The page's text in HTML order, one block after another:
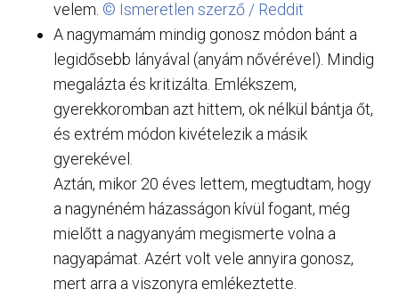
velem. © Ismeretlen szerző / Reddit
A nagymamám mindig gonosz módon bánt a
legidősebb lányával (anyám nővérével). Mindig
megalázta és kritizálta. Emlékszem,
gyerekkoromban azt hittem, ok nélkül bántja őt,
és extrém módon kivételezik a másik
gyerekével.
Aztán, mikor 20 éves lettem, megtudtam, hogy
a nagynéném házasságon kívül fogant, még
mielőtt a nagyanyám megismerte volna a
nagyapámat. Azért volt vele annyira gonosz,
mert arra a viszonyra emlékeztette.